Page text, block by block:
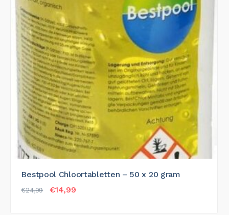
Bestpool Chloortabletten – 50 x 20 gram
€24,99 Oorspronkelijke prijs was: €24,99.
€14,99Huidige prijs is: €14,99.